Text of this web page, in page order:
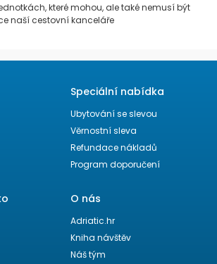
které mohou, ale také nemusí být
naší cestovní kanceláře
Speciální nabídka
Ubytování se slevou
Věrnostní sleva
Refundace nákladů
Program doporučení
O nás
Adriatic.hr
Kniha návštěv
Náš tým